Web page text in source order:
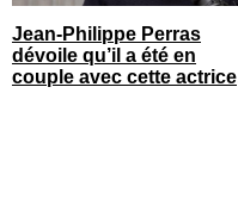
Jean-Philippe Perras
dévoile qu’il a été en
couple avec cette actrice